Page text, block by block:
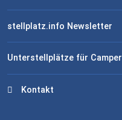
stellplatz.info Newsletter
Unterstellplätze für Camper
Kontakt